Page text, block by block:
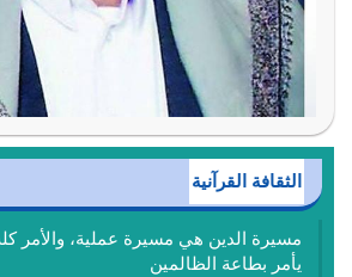
الثقافة القرآنية
مسيرة الدين هي مسيرة عملية، والأمر
يأمر بطاعة الظالمين